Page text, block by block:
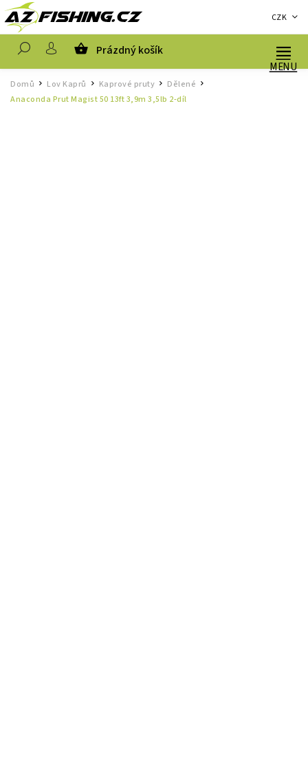
CZK
Prázdný košík
Domů / Lov Kaprů Kaprové pruty / Dělené /
Anaconda Prut Magist 50 13ft 3,9m 3,5lb 2-díl